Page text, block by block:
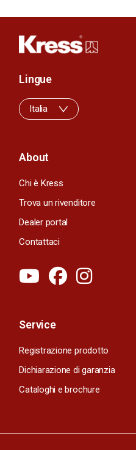
About
Chi è Kress
Trova un rivenditore
Dealer portal
Contattaci
Service
Registrazione prodotto
Dichiarazione di garanzia
Cataloghi e brochure
Lingue
Italia